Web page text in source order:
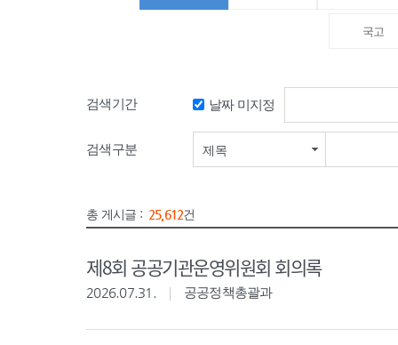
국고
검색기간 날짜 미지정
검색구분 제목
총 게시글 : 25,612건
제8회 공공기관운영위원회 회의록
2026.07.31. 공공정책총괄과